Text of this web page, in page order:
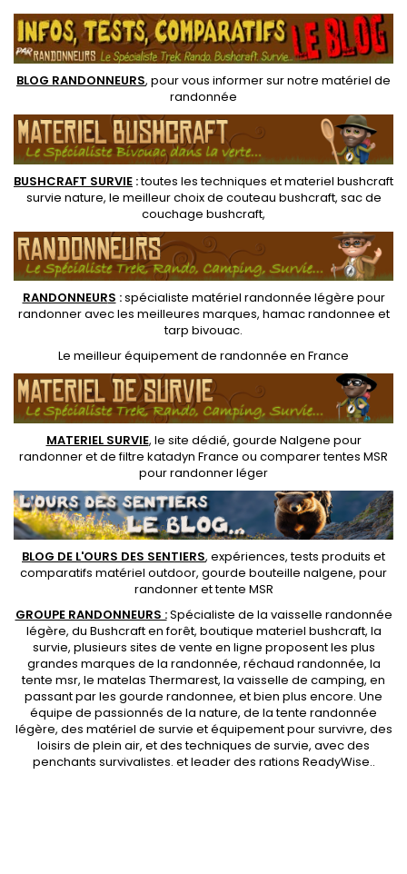
une housse de transport
pour le randonneur amateur
de trek et de MULE
BLOG RANDONNEURS, pour vous informer sur notre matériel de
randonnée
BUSHCRAFT SURVIE :toutes les techniques etmateriel bushcraft
survie nature, le meilleur choix de couteau bushcraft, sac de
couchage bushcraft,
RANDONNEURS :spécialiste matériel randonnée légère pour
randonner avec les meilleures marques, hamac randonnee et
tarp bivouac.
Le meilleur équipement de randonnée en France
MATERIEL SURVIE, le site dédié, gourde Nalgene pour
randonneret defiltre katadyn France ou comparer tentes MSR
pour randonner léger
BLOG DE L'OURS DES SENTIERS, expériences, tests produits et
comparatifs matériel outdoor, gourde bouteille nalgene, pour
randonner ettente MSR
GROUPE RANDONNEURS :Spécialiste de la vaisselle randonnée
légère, du Bushcraft en forêt, boutique materiel bushcraft, la
survie, plusieurs sites de vente en ligne proposent les plus
grandes marques de la randonnée, réchaud randonnée, la
tente msr, le matelas Thermarest, la vaisselle de camping, en
passant par les gourde randonnee, et bien plus encore. Une
équipe de passionnés de la nature, de latente randonnée
légère, des matériel de survie et équipement pour survivre, des
loisirs de plein air, et des techniques de survie, avec des
penchants survivalistes. et leader des rations ReadyWise..